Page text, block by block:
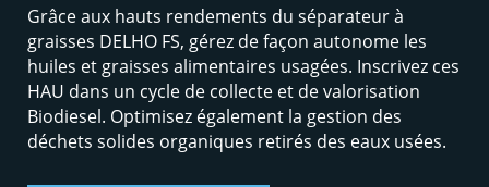
Grâce aux hauts rendements du séparateur à
graisses DELHO FS, gérez de façon autonome les
huiles et graisses alimentaires usagées. Inscrivez ces
HAU dans un cycle de collecte et de valorisation
Biodiesel. Optimisez également la gestion des
déchets solides organiques retirés des eaux usées.